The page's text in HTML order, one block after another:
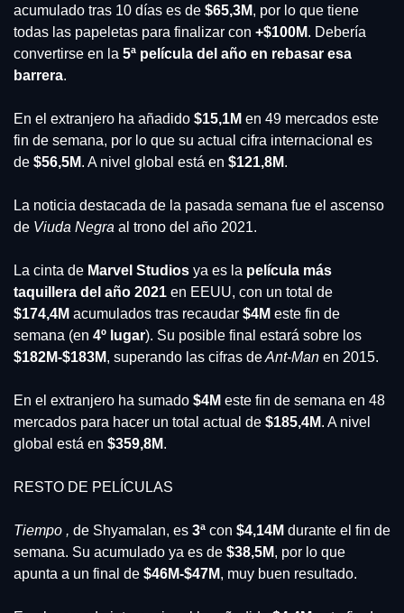
acumulado tras 10 días es de $65,3M, por lo que tiene
todas las papeletas para finalizar con +$100M. Debería
convertirse en la 5ª película del año en rebasar esa
barrera.
En el extranjero ha añadido $15,1M en 49 mercados este
fin de semana, por lo que su actual cifra internacional es
de $56,5M. A nivel global está en $121,8M.
La noticia destacada de la pasada semana fue el ascenso
de Viuda Negra al trono del año 2021.
La cinta de Marvel Studios ya es la película más
taquillera del año 2021
$174,4M acumulados tras recaudar $4M este fin de
semana (en 4º lugar
$182M-$183M, superando las cifras de Ant-Man en 2015.
En el extranjero ha sumado $4M este fin de semana en 48
mercados para hacer un total actual de $185,4M. A nivel
global está en $359,8M.
RESTO DE PELÍCULAS
Tiempo , de Shyamalan, es 3ª con $4,14M durante el fin de
semana. Su acumulado ya es de $38,5M, por lo que
apunta a un final de $46M-$47M, muy buen resultado.